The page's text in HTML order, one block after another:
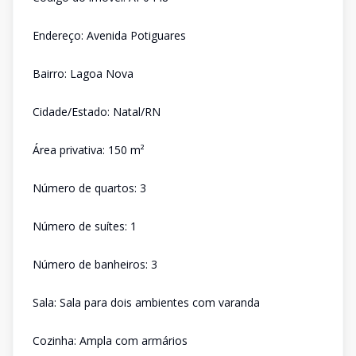
Endereço: Avenida Potiguares
Bairro: Lagoa Nova
Cidade/Estado: Natal/RN
Área privativa: 150 m²
Número de quartos: 3
Número de suítes: 1
Número de banheiros: 3
Sala: Sala para dois ambientes com varanda
Cozinha: Ampla com armários